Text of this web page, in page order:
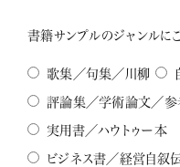
書籍サンプルのジャンルに
歌集／句集／川柳
評論集／学術論文／参
実用書／ハウトゥー本
ビジネス書／経営自叙